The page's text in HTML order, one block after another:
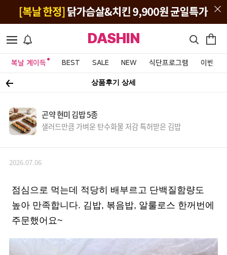
DASHIN
복날 계이득 BEST SALE NEW 식단프로그램 이벤트&
상품후기 상세
곤약 현미 김밥 5종
샐러드만큼 가벼운 탄수화물 저감 특허받은 김밥
2026.07.06
점심으로 먹는데 적당히 배부르고 단백질함량도
높아 만족합니다. 김밥, 볶음밥, 알룰로스 한꺼번에
주문했어요~